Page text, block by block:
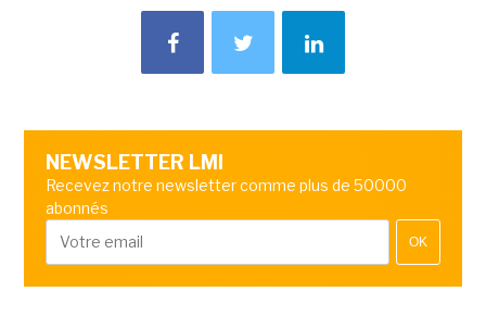
NEWSLETTER LMI
Recevez notre newsletter comme plus de 50000
abonnés
OK